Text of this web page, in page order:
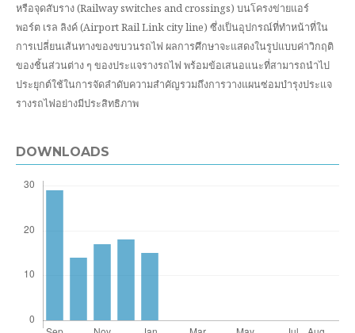
หรือจุดสับราง (Railway switches and crossings) บนโครงข่ายแอร์
พอร์ต เรล ลิงค์ (Airport Rail Link city line) ซึ่งเป็นอุปกรณ์ที่ทำหน้าที่ใน
การเปลี่ยนเส้นทางของขบวนรถไฟ ผลการศึกษาจะแสดงในรูปแบบค่าวิกฤติ
ของชิ้นส่วนต่าง ๆ ของประแจรางรถไฟ พร้อมข้อเสนอแนะที่สามารถนำไป
ประยุกต์ใช้ในการจัดลำดับความสำคัญรวมถึงการวางแผนซ่อมบำรุงประแจ
รางรถไฟอย่างมีประสิทธิภาพ
DOWNLOADS